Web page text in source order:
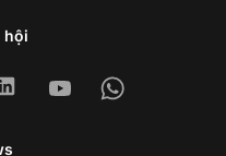
hội
LinkedinYoutubeWhatsapp